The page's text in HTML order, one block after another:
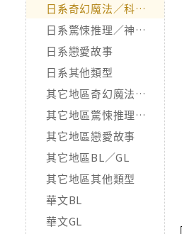
日系奇幻魔法／科幻冒險
日系驚悚推理／神怪靈異
日系戀愛故事
日系其他類型
其它地區奇幻魔法／科幻冒險
其它地區驚悚推理／神怪靈異
其它地區戀愛故事
其它地區BL／GL
其它地區其他類型
華文BL
華文GL